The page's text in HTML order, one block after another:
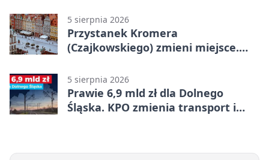
5 sierpnia 2026
Przystanek Kromera
(Czajkowskiego) zmieni miejsce.
5 sierpnia 2026
Prawie 6,9 mld zł dla Dolnego
Śląska. KPO zmienia transport i